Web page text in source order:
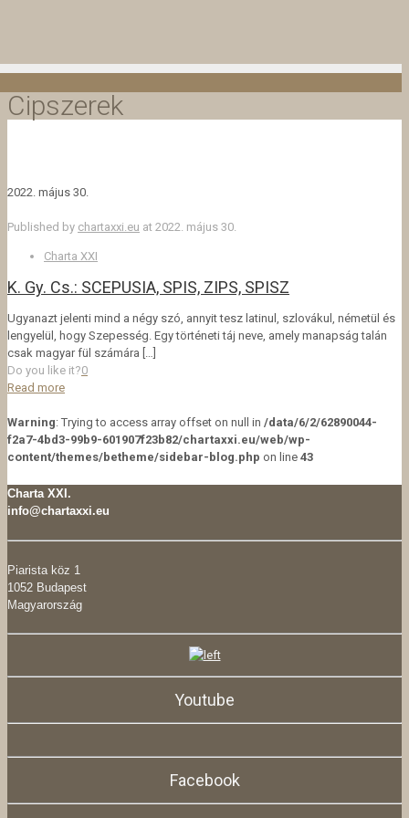
Cipszerek
2022. május 30.
Published by chartaxxi.eu at 2022. május 30.
Charta XXI
K. Gy. Cs.: SCEPUSIA, SPIS, ZIPS, SPISZ
Ugyanazt jelenti mind a négy szó, annyit tesz latinul, szlovákul, németül és
lengyelül, hogy Szepesség. Egy történeti táj neve, amely manapság talán
csak magyar fül számára […]
Do you like it?0
Read more
Warning: Trying to access array offset on null in /data/6/2/62890044-
f2a7-4bd3-99b9-601907f23b82/chartaxxi.eu/web/wp-
content/themes/betheme/sidebar-blog.php on line 43
Charta XXI.
info@chartaxxi.eu
Piarista köz 1
1052 Budapest
Magyarország
Youtube
Facebook